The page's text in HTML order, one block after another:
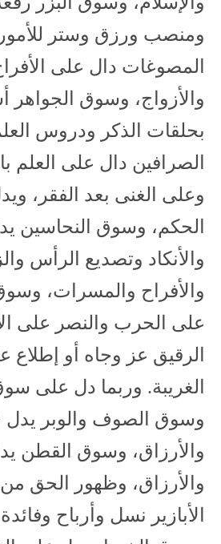
ومنصب ورزق وستر
المصوغات دال على
والأزواج، وسوق
بحلقات الذكر ودروس
الصرافين دال على العلم
وعلى الغنى بعد الفقر،
الحكم، وسوق النحاسين
والأنكاد وتصديع الرأس
والأفراح والمسرات،
على الحرب والنصر على
الرقيق عز وجاه أو إطلاع
الغريبة. وربما دل على
وسوق الصوف والوبر يدل
والأرزاق، وسوق القطن
والأرزاق، وظهور الحق
الأبازير نسل وأرباح